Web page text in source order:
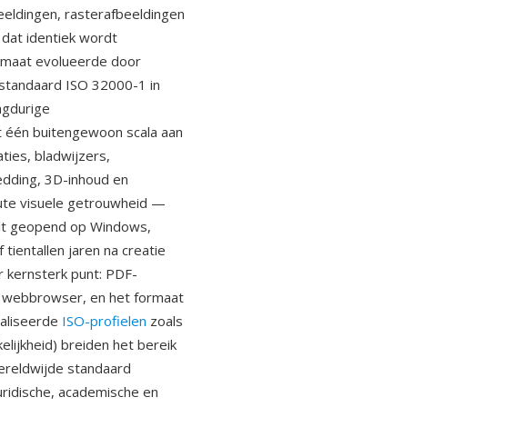
rasterafbeeldingen
identiek wordt
evolueerde door
ISO 32000-1 in
buitengewoon scala aan
bladwijzers,
3D-inhoud en
visuele getrouwheid —
geopend op Windows,
tientallen jaren na creatie
punt: PDF-
en het formaat
ISO-profielen zoals
breiden het bereik
standaard
academische en